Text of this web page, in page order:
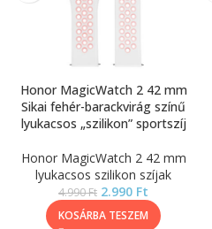
Honor MagicWatch 2 42 mm
Sikai fehér-barackvirág színű
lyukacsos „szilikon” sportszíj
Honor MagicWatch 2 42 mm
lyukacsos szilikon szíjak
4.990Ft 2.990 Ft
KOSÁRBA TESZEM